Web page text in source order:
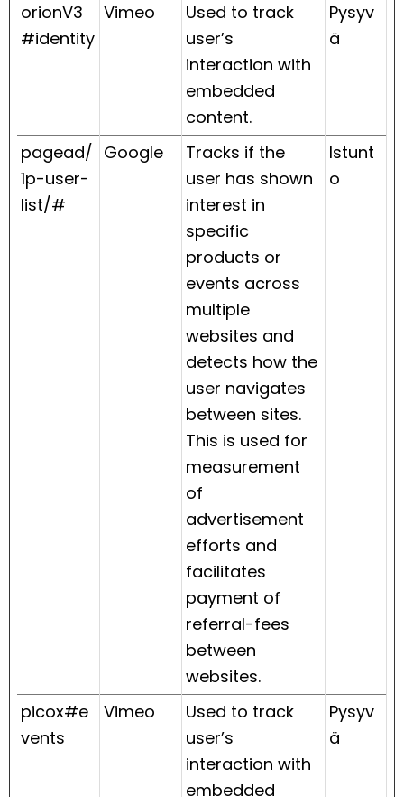
orionV3
#identity
Vimeo
Used to track
user’s
interaction with
embedded
content.
Pysyv
ä
pagead/
1p-user-
list/#
Google
Tracks if the
user has shown
interest in
specific
products or
events across
multiple
websites and
detects how the
user navigates
between sites.
This is used for
measurement
of
advertisement
efforts and
facilitates
payment of
referral-fees
between
websites.
Istunt
o
picox#e
vents
Vimeo
Used to track
user’s
interaction with
embedded
Pysyv
ä